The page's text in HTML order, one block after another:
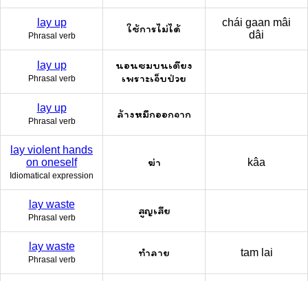
lay up
Phrasal verb
ใช้การไม่ได้
chái gaan mâi
dâi
lay up
Phrasal verb
นอนซมบนเตียง
เพราะเจ็บป่วย
lay up
Phrasal verb
ล้างหมึกออกจาก
lay violent hands
on oneself
Idiomatical expression
ฆ่า kâa
lay waste
Phrasal verb
สูญเสีย
lay waste
Phrasal verb
ทำลาย tam lai